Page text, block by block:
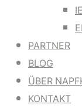
PARTNER
BLOG
ÜBER
KONTAKT